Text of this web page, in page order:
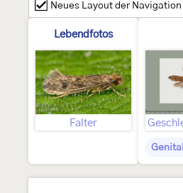
Neues Layout der
Lebendfotos
Falter